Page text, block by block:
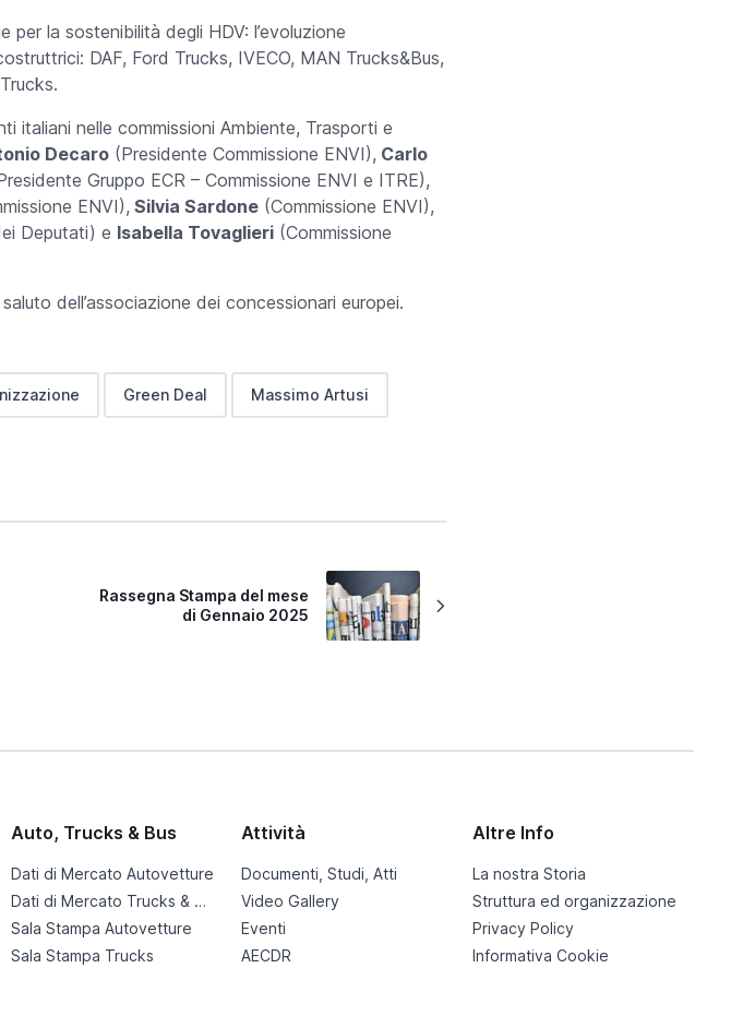
la sostenibilità degli HDV: l’evoluzione
DAF, Ford Trucks, IVECO, MAN Trucks&Bus,
italiani nelle commissioni Ambiente, Trasporti e
Decaro (Presidente Commissione ENVI), Carlo
Gruppo ECR – Commissione ENVI e ITRE),
ENVI), Silvia Sardone (Commissione ENVI),
Deputati) e Isabella Tovaglieri (Commissione
dell’associazione dei concessionari europei.
Green Deal Massimo Artusi
Rassegna Stampa del mese
di Gennaio 2025
Auto, Trucks & Bus
Dati di Mercato Autovetture
Dati di Mercato Trucks & Bus
Sala Stampa Autovetture
Sala Stampa Trucks
Attività
Documenti, Studi, Atti
Video Gallery
Eventi
AECDR
Altre Info
La nostra Storia
Struttura ed organizzazione
Privacy Policy
Informativa Cookie